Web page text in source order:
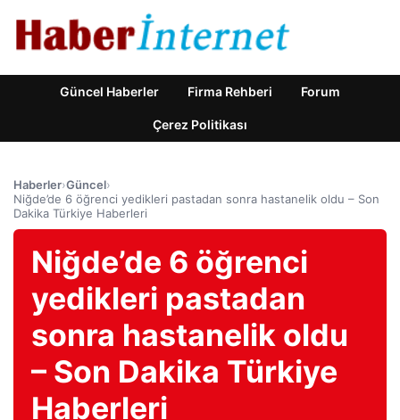
Güncel Haberler Firma Rehberi Forum
Çerez Politikası
Haberler›Güncel›
Niğde’de 6 öğrenci yedikleri pastadan sonra hastanelik oldu – Son
Dakika Türkiye Haberleri
Niğde’de 6 öğrenci
yedikleri pastadan
sonra hastanelik oldu
– Son Dakika Türkiye
Haberleri